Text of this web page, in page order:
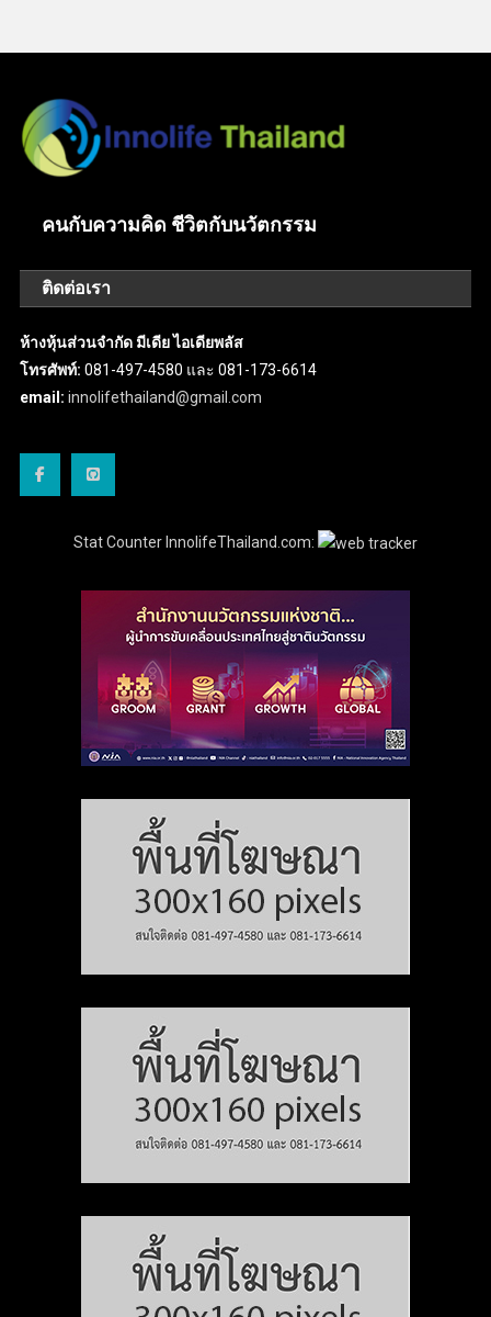
คนกับความคิด ชีวิตกับนวัตกรรม
ติดต่อเรา
ห้างหุ้นส่วนจำกัด มีเดีย ไอเดียพลัส
โทรศัพท์: 081-497-4580 และ 081-173-6614
email: innolifethailand@gmail.com
Stat Counter InnolifeThailand.com: